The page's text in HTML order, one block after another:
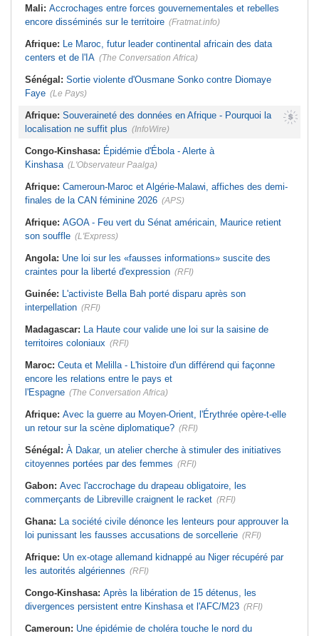
Mali: Accrochages entre forces gouvernementales et rebelles
encore disséminés sur le territoire (Fratmat.info)
Afrique: Le Maroc, futur leader continental africain des data
centers et de l'IA (The Conversation Africa)
Sénégal: Sortie violente d'Ousmane Sonko contre Diomaye
Faye (Le Pays)
Afrique: Souveraineté des données en Afrique - Pourquoi la
localisation ne suffit plus (InfoWire)
Congo-Kinshasa: Épidémie d'Ébola - Alerte à
Kinshasa (L'Observateur Paalga)
Afrique: Cameroun-Maroc et Algérie-Malawi, affiches des demi-
finales de la CAN féminine 2026 (APS)
Afrique: AGOA - Feu vert du Sénat américain, Maurice retient
son souffle (L'Express)
Angola: Une loi sur les «fausses informations» suscite des
craintes pour la liberté d'expression (RFI)
Guinée: L'activiste Bella Bah porté disparu après son
interpellation (RFI)
Madagascar: La Haute cour valide une loi sur la saisine de
territoires coloniaux (RFI)
Maroc: Ceuta et Melilla - L'histoire d'un différend qui façonne
encore les relations entre le pays et
l'Espagne (The Conversation Africa)
Afrique: Avec la guerre au Moyen-Orient, l'Érythrée opère-t-elle
un retour sur la scène diplomatique? (RFI)
Sénégal: À Dakar, un atelier cherche à stimuler des initiatives
citoyennes portées par des femmes (RFI)
Gabon: Avec l'accrochage du drapeau obligatoire, les
commerçants de Libreville craignent le racket (RFI)
Ghana: La société civile dénonce les lenteurs pour approuver la
loi punissant les fausses accusations de sorcellerie (RFI)
Afrique: Un ex-otage allemand kidnappé au Niger récupéré par
les autorités algériennes (RFI)
Congo-Kinshasa: Après la libération de 15 détenus, les
divergences persistent entre Kinshasa et l'AFC/M23 (RFI)
Cameroun: Une épidémie de choléra touche le nord du